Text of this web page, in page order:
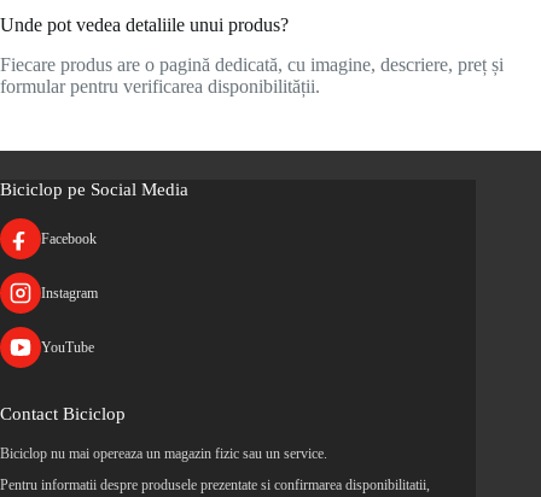
Unde pot vedea detaliile unui produs?
Fiecare produs are o pagină dedicată, cu imagine, descriere, preț și
formular pentru verificarea disponibilității.
Biciclop pe Social Media
Facebook
Instagram
YouTube
Contact Biciclop
Biciclop nu mai opereaza un magazin fizic sau un service.
Pentru informatii despre produsele prezentate si confirmarea disponibilitatii,